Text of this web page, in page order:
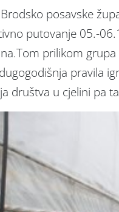
posavske
putovanje 05.-
prilikom
pravila
društva u cjelini pa